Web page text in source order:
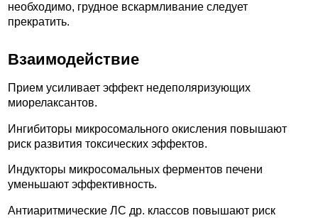
необходимо, грудное вскармливание следует
прекратить.
Взаимодействие
Прием усиливает эффект недеполяризующих
миорелаксантов.
Ингибиторы микросомального окисления повышают
риск развития токсических эффектов.
Индукторы микросомальных ферментов печени
уменьшают эффективность.
Антиаритмические ЛС др. классов повышают риск